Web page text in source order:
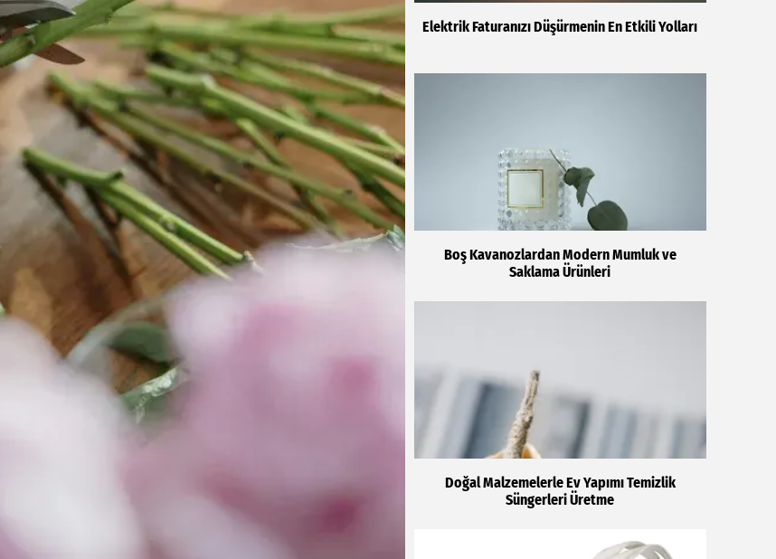
Elektrik Faturanızı Düşürmenin En Etkili Yolları
Boş Kavanozlardan Modern Mumluk ve
Saklama Ürünleri
Doğal Malzemelerle Ev Yapımı Temizlik
Süngerleri Üretme